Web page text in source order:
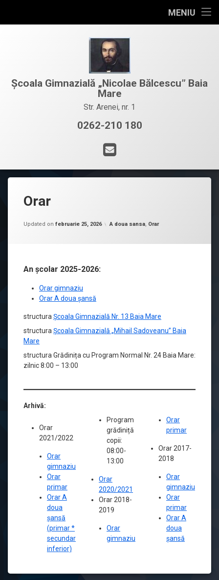
MENIU
Educație
Promovare
Școala Gimnazială „Nicolae Bălcescu” Baia
Mare
Str. Arenei, nr. 1
0262-210 180
Email
Orar
Updated on februarie 25, 2026 Categorii:
A doua sansa, Orar
An școlar 2025-2026:
Orar gimnaziu
Orar A doua șansă
structura Școala Gimnazială Nr. 13 Baia Mare
structura Școala Gimnazială „Mihail Sadoveanu” Baia
Mare
structura Grădinița cu Program Normal Nr. 24 Baia Mare:
zilnic 8:00 – 13:00
Arhivă:
Orar
2021/2022
Orar
gimnaziu
Orar
primar
Orar A
doua
șansă
(primar *
secundar
inferior)
Program
grădiniță
copii:
08:00-
13:00
Orar
2020/2021
Orar 2018-
2019
Orar
gimnaziu
Orar
primar
Orar 2017-
2018
Orar
gimnaziu
Orar
primar
Orar A
doua
șansă